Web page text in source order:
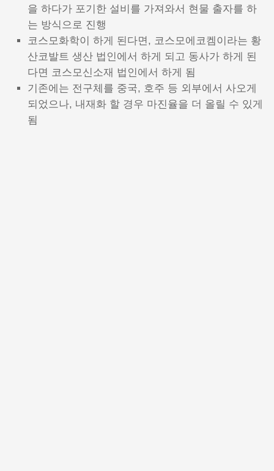
을 하다가 포기한 설비를 가져와서 현물 출자를 하
는 방식으로 진행
코스모화학이 하게 된다면, 코스모에코켐이라는 황
산코발트 생산 법인에서 하게 되고 동사가 하게 된
다면 코스모신소재 법인에서 하게 됨
기존에는 전구체를 중국, 호주 등 외부에서 사오게
되었으나, 내재화 할 경우 마진율을 더 올릴 수 있게
됨